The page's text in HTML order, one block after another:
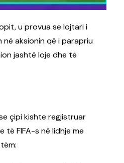
u provua se lojtari i
aksionin që i parapriu
jashtë loje dhe të
çipi kishte regjistruar
FIFA-s në lidhje me